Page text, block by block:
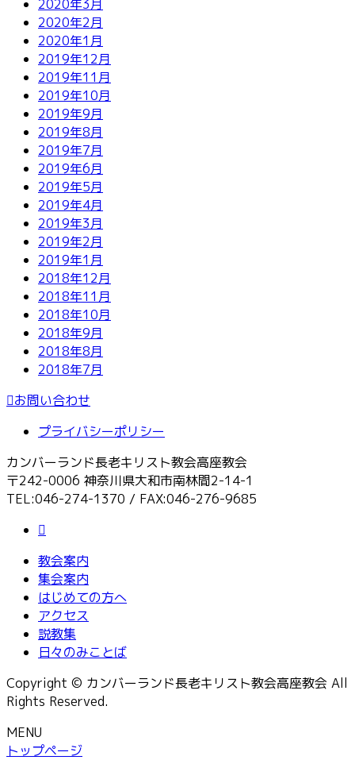
2020年3月
2020年2月
2020年1月
2019年12月
2019年11月
2019年10月
2019年9月
2019年8月
2019年7月
2019年6月
2019年5月
2019年4月
2019年3月
2019年2月
2019年1月
2018年12月
2018年11月
2018年10月
2018年9月
2018年8月
2018年7月
お問い合わせ
プライバシーポリシー
カンバーランド長老キリスト教会高座教会
〒242-0006 神奈川県大和市南林間2-14-1
TEL:046-274-1370 / FAX:046-276-9685
教会案内
集会案内
はじめての方へ
アクセス
説教集
日々のみことば
Copyright © カンバーランド長老キリスト教会高座教会 All
Rights Reserved.
MENU
トップページ